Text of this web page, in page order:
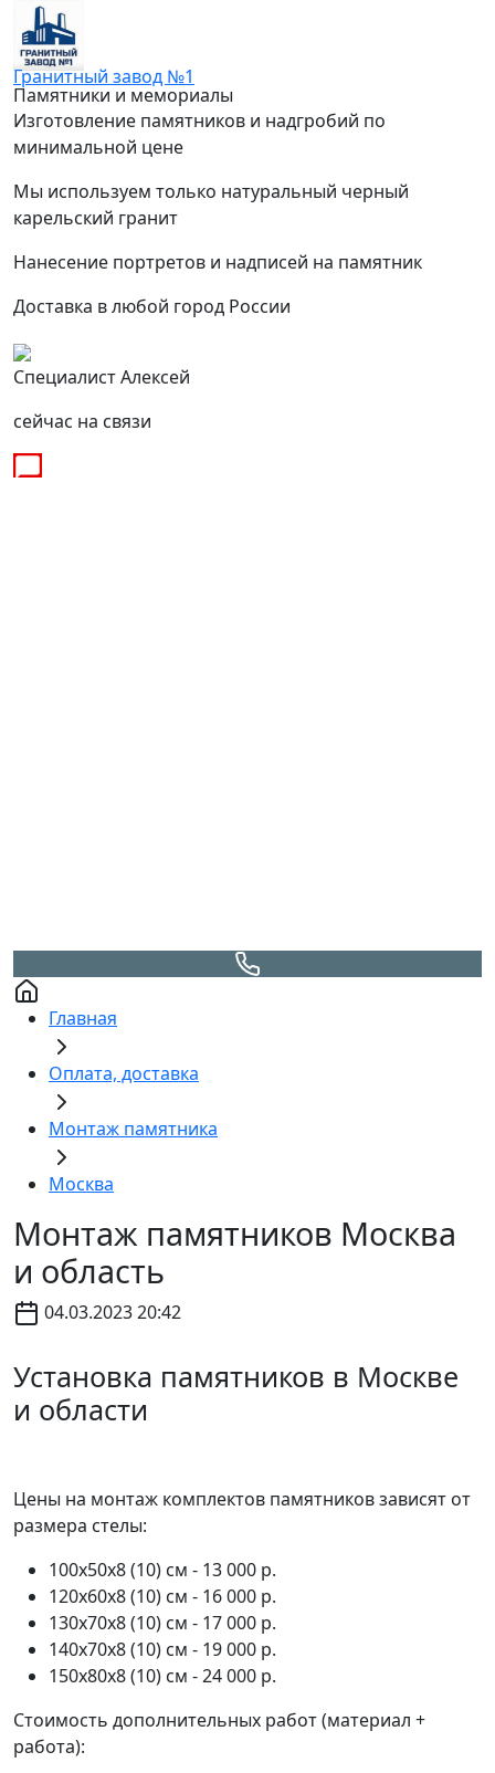
Гранитный завод №1
Памятники и мемориалы
Изготовление памятников и надгробий по
минимальной цене
Мы используем только натуральный черный
карельский гранит
Нанесение портретов и надписей на памятник
Доставка в любой город России
Специалист Алексей
сейчас на связи
Главная
Оплата, доставка
Монтаж памятника
Москва
Монтаж памятников Москва
и область
04.03.2023 20:42
Установка памятников в Москве
и области
Цены на монтаж комплектов памятников зависят от
размера стелы:
100х50х8 (10) см - 13 000 р.
120х60х8 (10) см - 16 000 р.
130х70х8 (10) см - 17 000 р.
140х70х8 (10) см - 19 000 р.
150х80х8 (10) см - 24 000 р.
Стоимость дополнительных работ (материал +
работа):